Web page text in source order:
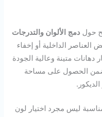
حولدمج الألوان والتدرجات
العناصر الداخلية أو إخفاء
دهانات متينة وعالية الجودة
الحصول على مساحة
ليس مجرد اختيار لون